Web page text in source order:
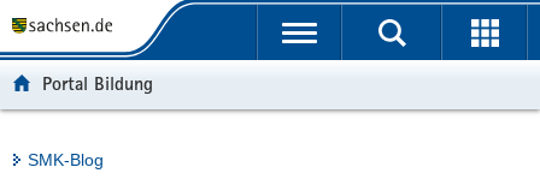
tu
e
v
Portalübergreifende
Portal Bildung
Hauptinhalt
SMK-Blog